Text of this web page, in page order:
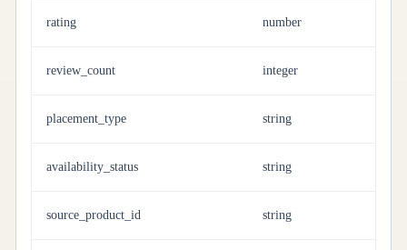
rating number
review_count integer
placement_type string
availability_status string
source_product_id string